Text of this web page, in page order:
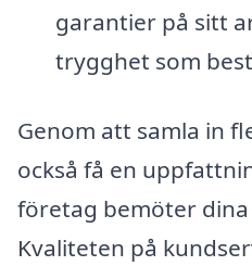
garantier på sitt
trygghet som
Genom att samla in
också få en
företag bemöter
Kvaliteten på